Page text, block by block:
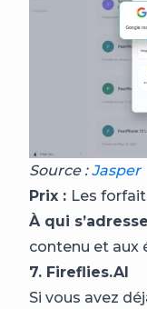
Source :Jasper
Prix : Les
À qui
contenu et aux
7. Fireflies.AI
Si vous avez